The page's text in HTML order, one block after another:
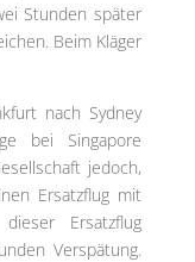
Stunden später
Beim Kläger
nach Sydney
bei Singapore
jedoch,
Ersatzflug mit
Ersatzflug
Verspätung.